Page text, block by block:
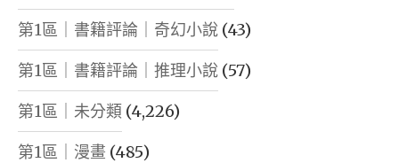
第1區｜書籍評論｜奇幻小說 (43)
第1區｜書籍評論｜推理小說 (57)
第1區｜未分類 (4,226)
第1區｜漫畫 (485)